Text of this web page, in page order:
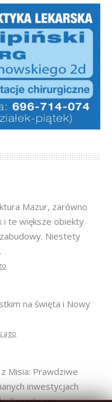
Mazur, zarówno
te większe obiekty
Niestety
na święta i Nowy
Misia: Prawdziwe
inwestycjach
7 months ago